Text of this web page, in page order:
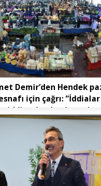
Demir’den Hendek
için çağrı: “İddialar
ciddiyetle ele alınmalı,